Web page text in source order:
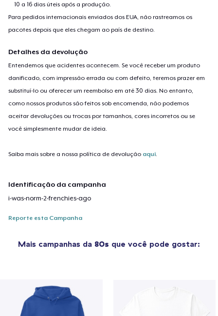
10 a 16 dias úteis após a produção.
Para pedidos internacionais enviados dos EUA, não rastreamos os
pacotes depois que eles chegam ao país de destino.
Detalhes da devolução
Entendemos que acidentes acontecem. Se você receber um produto
danificado, com impressão errada ou com defeito, teremos prazer em
substituí-lo ou oferecer um reembolso em até 30 dias. No entanto,
como nossos produtos são feitos sob encomenda, não podemos
aceitar devoluções ou trocas por tamanhos, cores incorretos ou se
você simplesmente mudar de ideia.
Saiba mais sobre a nossa política de devolução aqui
Identificação da campanha
i-was-norm-2-frenchies-ago
Reporte esta Campanha
Mais campanhas da 80s que você pode gostar: